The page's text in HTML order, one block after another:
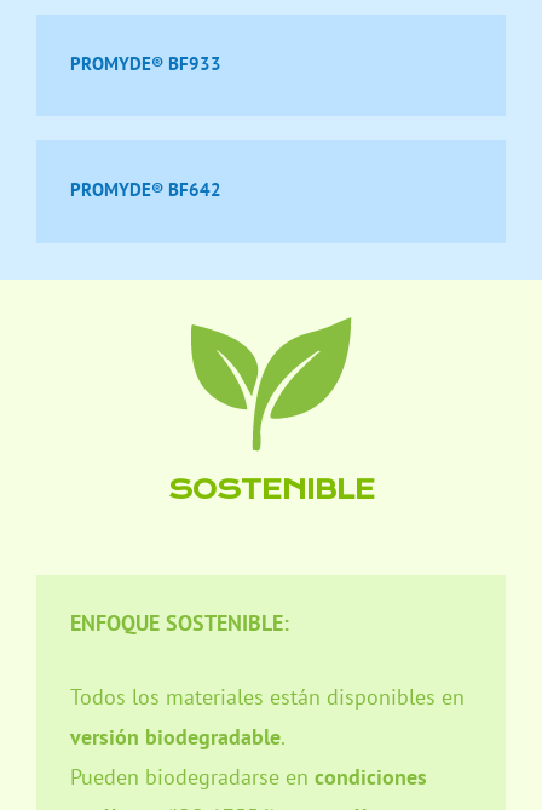
PROMYDE® BF933
PROMYDE® BF642
SOSTENIBLE
ENFOQUE SOSTENIBLE:
Todos los materiales están disponibles en
versión biodegradable.
Pueden biodegradarse en condiciones